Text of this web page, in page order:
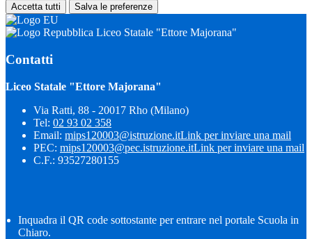
Accetta tutti Salva le preferenze
Liceo Statale "Ettore Majorana"
Contatti
Liceo Statale "Ettore Majorana"
Via Ratti, 88 - 20017 Rho (Milano)
Tel: 02 93 02 358
Email: mips120003@istruzione.itLink per inviare una mail
PEC: mips120003@pec.istruzione.itLink per inviare una mail
C.F.: 93527280155
Inquadra il QR code sottostante per entrare nel portale Scuola in
Chiaro.